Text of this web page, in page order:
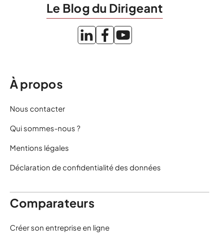
Le Blog du Dirigeant
À propos
Nous contacter
Qui sommes-nous ?
Mentions légales
Déclaration de confidentialité des données
Comparateurs
Créer son entreprise en ligne